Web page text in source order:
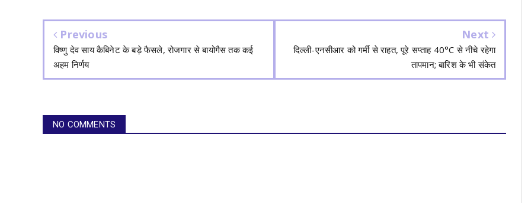
Previous
विष्णु देव साय कैबिनेट के बड़े फैसले, रोजगार से बायोगैस तक कई
अहम निर्णय
Next
दिल्ली-एनसीआर को गर्मी से राहत, पूरे सप्ताह 40°C से नीचे रहेगा
तापमान; बारिश के भी संकेत
NO COMMENTS